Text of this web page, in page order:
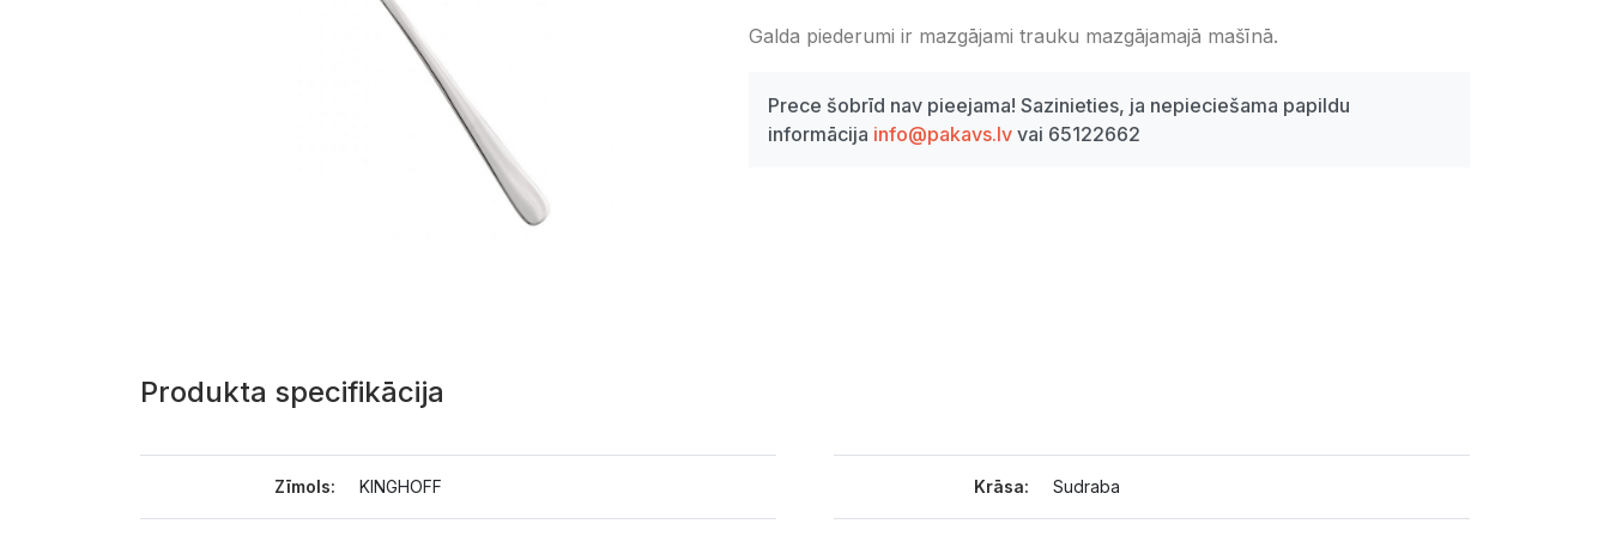
Galda piederumi ir mazgājami trauku mazgājamajā mašīnā.
Prece šobrīd nav pieejama! Sazinieties, ja nepieciešama papildu
informācija info@pakavs.lv vai 65122662
Produkta specifikācija
Zīmols: KINGHOFF Krāsa: Sudraba